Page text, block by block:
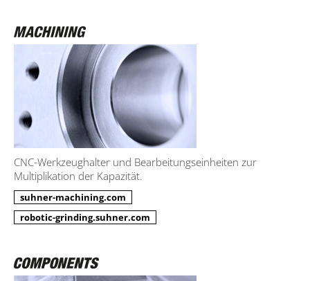
CNC-Werkzeughalter und Bearbeitungseinheiten zur
Multiplikation der Kapazität.
suhner-machining.com
robotic-grinding.suhner.com